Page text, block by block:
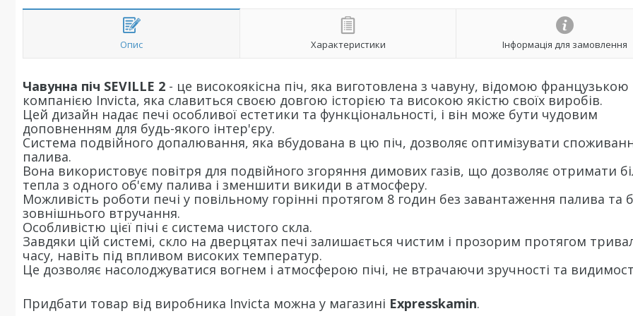
Опис Характеристики Інформація для замовлення
Чавунна піч SEVILLE 2 - це високоякісна піч, яка виготовлена з чавуну, відомою французькою
компанією Invicta, яка славиться своєю довгою історією та високою якістю своїх виробів.
Цей дизайн надає печі особливої естетики та функціональності, і він може бути чудовим
доповненням для будь-якого інтер'єру.
Система подвійного допалювання, яка вбудована в цю піч, дозволяє оптимізувати
палива.
Вона використовує повітря для подвійного згоряння димових газів, що дозволяє отримати
тепла з одного об'єму палива і зменшити викиди в атмосферу.
Можливість роботи печі у повільному горінні протягом 8 годин без завантаження палива та
зовнішнього втручання.
Особливістю цієї пічі є система чистого скла.
Завдяки цій системі, скло на дверцятах печі залишається чистим і прозорим протягом
часу, навіть під впливом високих температур.
Це дозволяє насолоджуватися вогнем і атмосферою пічі, не втрачаючи зручності та
Придбати товар від виробника Invicta можна у магазині Expresskamin.